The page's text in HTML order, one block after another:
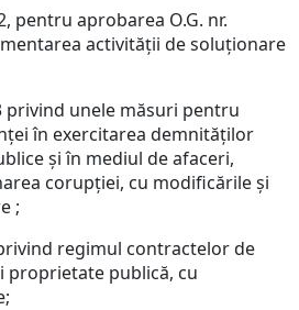
pentru aprobarea O.G. nr.
activităţii de soluţionare
privind unele măsuri pentru
în exercitarea demnităţilor
şi în mediul de afaceri,
corupţiei, cu modificările şi
;
regimul contractelor de
proprietate publică, cu